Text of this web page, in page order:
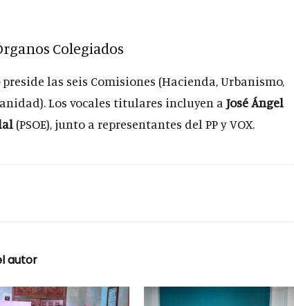
Colegiados
preside las seis Comisiones (Hacienda, Urbanismo,
Los vocales titulares incluyen a José Ángel
(PSOE), junto a representantes del PP y VOX.
autor